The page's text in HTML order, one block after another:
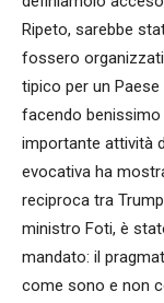
Ripeto, sarebbe
fossero organizzati
tipico per un
facendo benissimo
importante attività
evocativa ha
reciproca tra
ministro Foti, è
mandato: il
come sono e non